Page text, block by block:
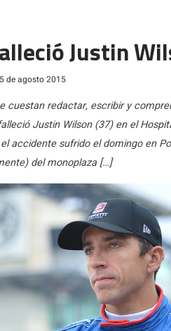
Justin
de agosto 2015
cuestan redactar, escribir y
Justin Wilson (37) en el
accidente sufrido el domingo en
del monoplaza […]